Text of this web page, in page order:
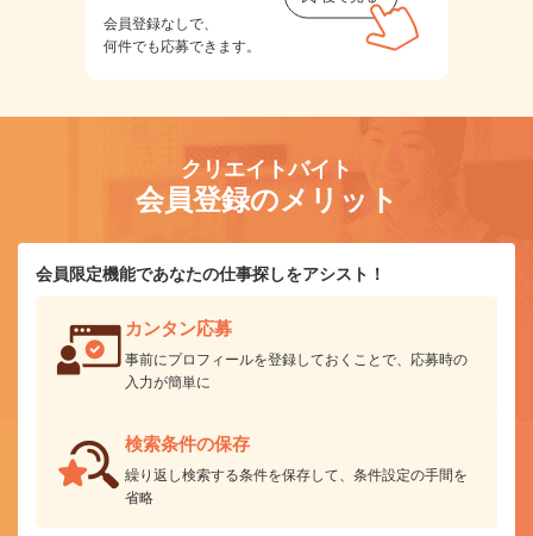
会員登録なしで、
何件でも応募できます。
クリエイトバイト
会員登録のメリット
会員限定機能であなたの仕事探しをアシスト！
カンタン応募
事前にプロフィールを登録しておくことで、応募時の
入力が簡単に
検索条件の保存
繰り返し検索する条件を保存して、条件設定の手間を
省略